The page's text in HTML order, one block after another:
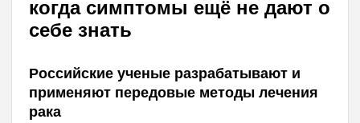
когда симптомы ещё не дают о
себе знать
Российские ученые разрабатывают и
применяют передовые методы лечения
рака